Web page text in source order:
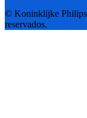
© Koninklijke Philips
reservados.